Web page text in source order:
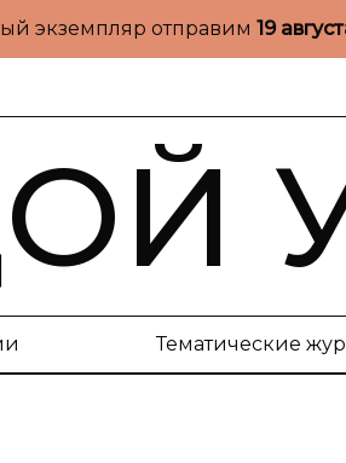
экземпляр отправим 19
Тематические